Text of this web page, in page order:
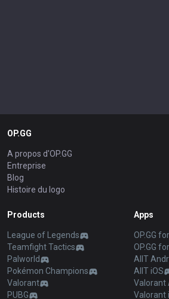
OP.GG
A propos d'OP.GG
Entreprise
Blog
Histoire du logo
Products
League of Legends
Teamfight Tactics
Palworld
Pokémon Champions
Valorant
PUBG
Apps
OP.GG
OP.GG
AllT
AllT iOS
Valorant
Valorant